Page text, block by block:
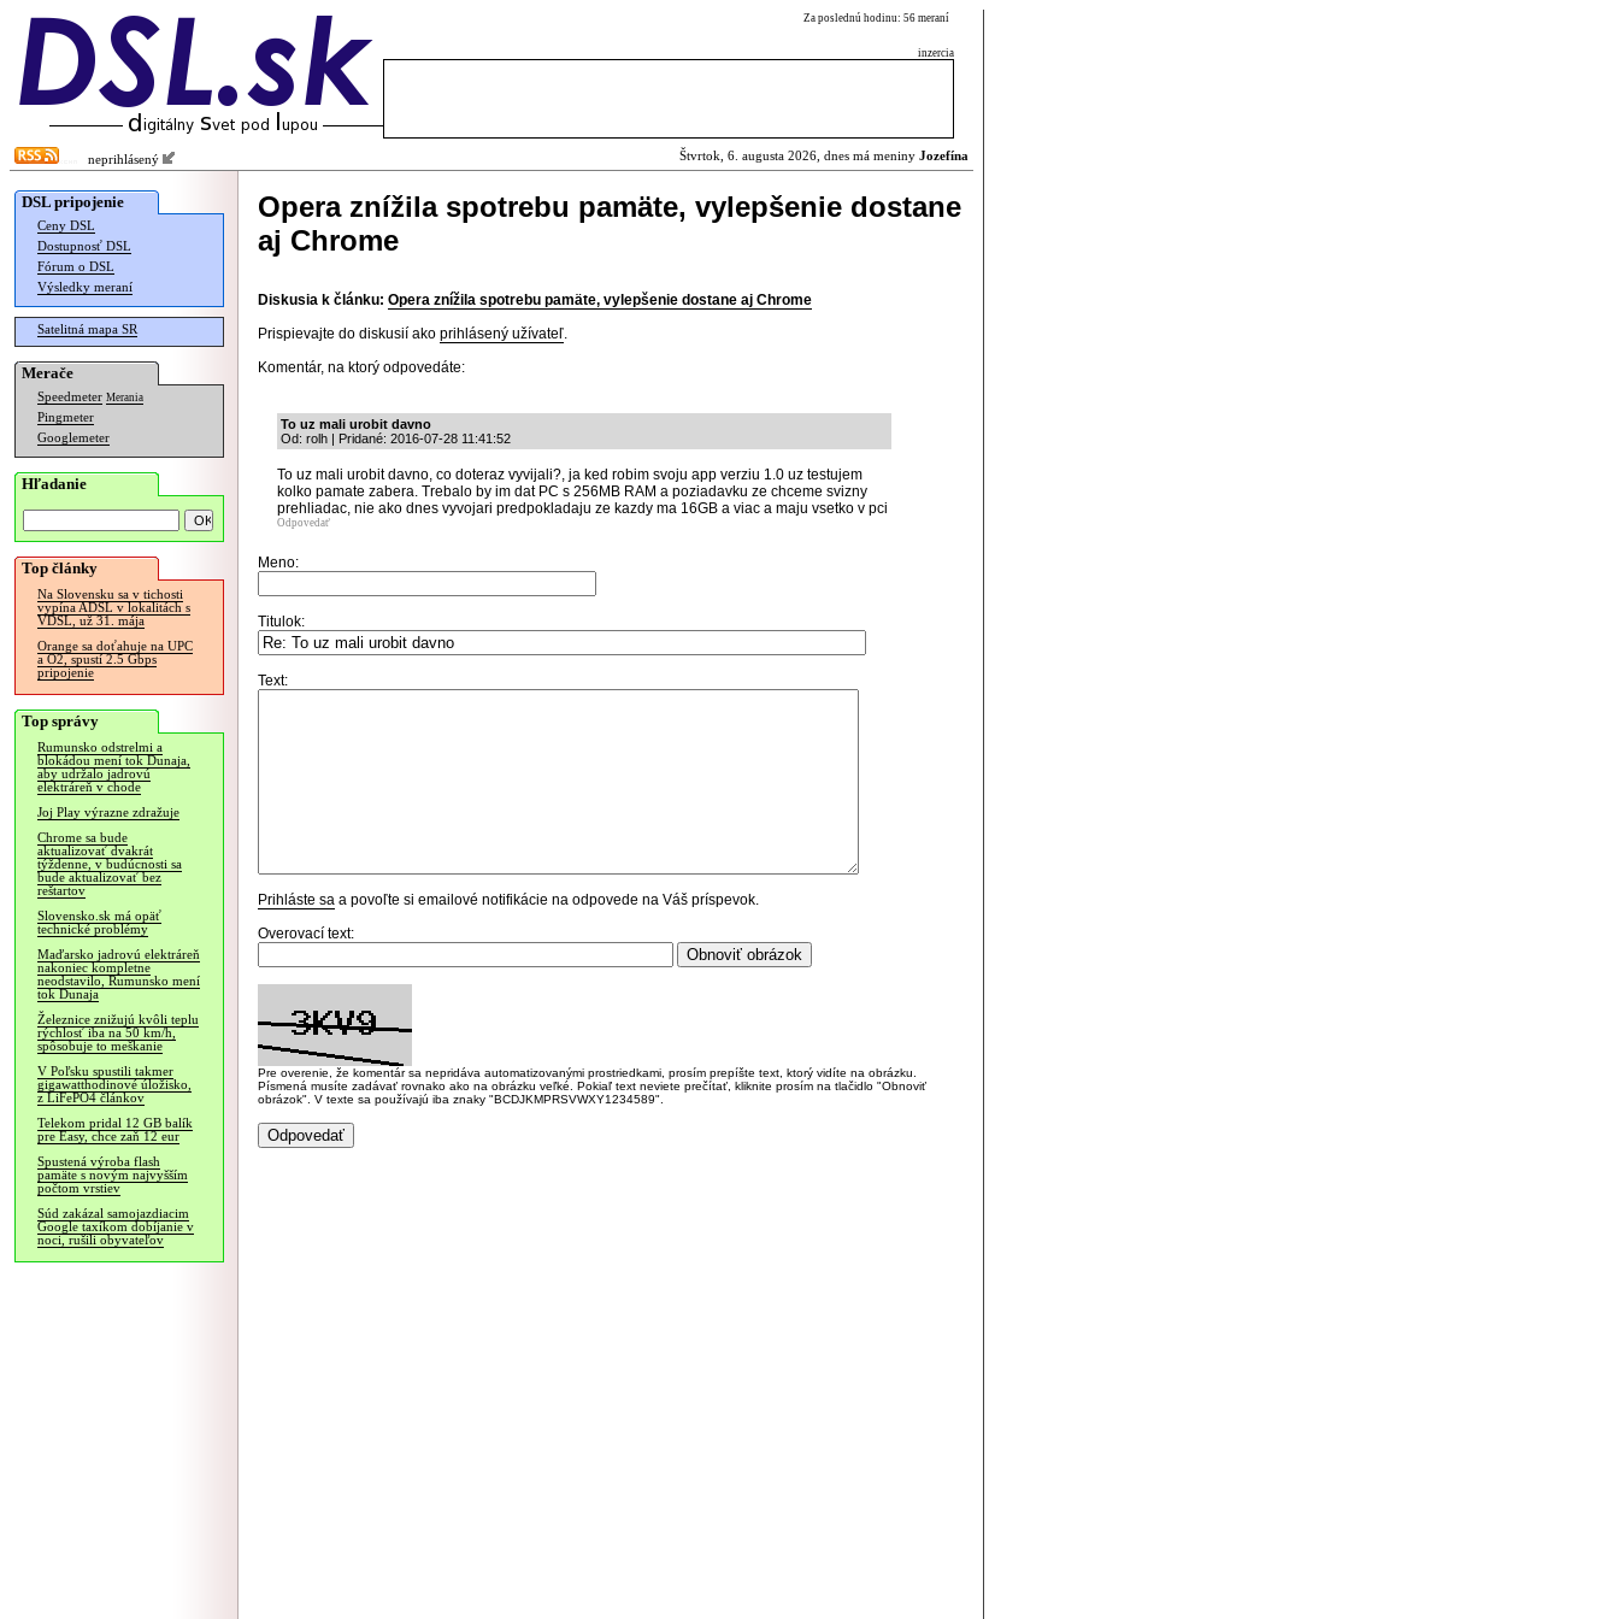
Za poslednú hodinu: 56 meraní
inzercia
neprihlásený Štvrtok, 6. augusta 2026, dnes má meniny Jozefína
DSL pripojenie
Ceny DSL
Dostupnosť DSL
Fórum o DSL
Výsledky meraní
Satelitná mapa SR
Merače
Speedmeter Merania
Pingmeter
Googlemeter
Hľadanie
Top články
Na Slovensku sa v tichosti
vypína ADSL v lokalitách s
VDSL, už 31. mája
Orange sa doťahuje na UPC
a O2, spustí 2.5 Gbps
pripojenie
Top správy
Rumunsko odstrelmi a
blokádou mení tok Dunaja,
aby udržalo jadrovú
elektráreň v chode
Joj Play výrazne zdražuje
Chrome sa bude
aktualizovať dvakrát
týždenne, v budúcnosti sa
bude aktualizovať bez
reštartov
Slovensko.sk má opäť
technické problémy
Maďarsko jadrovú elektráreň
nakoniec kompletne
neodstavilo, Rumunsko mení
tok Dunaja
Železnice znižujú kvôli teplu
rýchlosť iba na 50 km/h,
spôsobuje to meškanie
V Poľsku spustili takmer
gigawatthodinové úložisko,
z LiFePO4 článkov
Telekom pridal 12 GB balík
pre Easy, chce zaň 12 eur
Spustená výroba flash
pamäte s novým najvyšším
počtom vrstiev
Súd zakázal samojazdiacim
Google taxíkom dobíjanie v
noci, rušili obyvateľov
Opera znížila spotrebu pamäte, vylepšenie dostane
aj Chrome
Diskusia k článku: Opera znížila spotrebu pamäte, vylepšenie dostane aj Chrome
Prispievajte do diskusií ako prihlásený užívateľ.
Komentár, na ktorý odpovedáte:
To uz mali urobit davno
Od: rolh | Pridané: 2016-07-28 11:41:52
To uz mali urobit davno, co doteraz vyvijali?, ja ked robim svoju app verziu 1.0 uz testujem
kolko pamate zabera. Trebalo by im dat PC s 256MB RAM a poziadavku ze chceme svizny
prehliadac, nie ako dnes vyvojari predpokladaju ze kazdy ma 16GB a viac a maju vsetko v pci
Odpovedať
Meno:
Titulok:
Text:
Prihláste sa a povoľte si emailové notifikácie na odpovede na Váš príspevok.
Overovací text:
Pre overenie, že komentár sa nepridáva automatizovanými prostriedkami, prosím prepíšte text, ktorý vidíte na obrázku.
Písmená musíte zadávať rovnako ako na obrázku veľké. Pokiaľ text neviete prečítať, kliknite prosím na tlačidlo "Obnoviť
obrázok". V texte sa používajú iba znaky "BCDJKMPRSVWXY1234589".